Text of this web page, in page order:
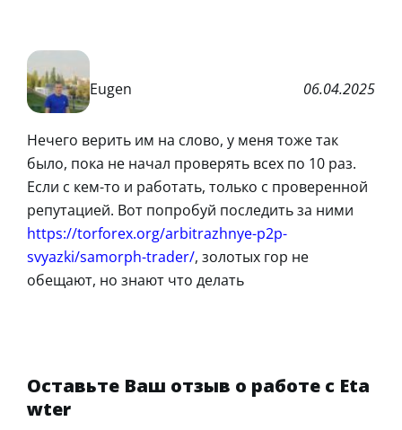
Eugen 06.04.2025
Нечего верить им на слово, у меня тоже так
было, пока не начал проверять всех по 10 раз.
Если с кем-то и работать, только с проверенной
репутацией. Вот попробуй последить за ними
https://torforex.org/arbitrazhnye-p2p-
svyazki/samorph-trader/, золотых гор не
обещают, но знают что делать
Оставьте Ваш отзыв о работе с Eta
wter